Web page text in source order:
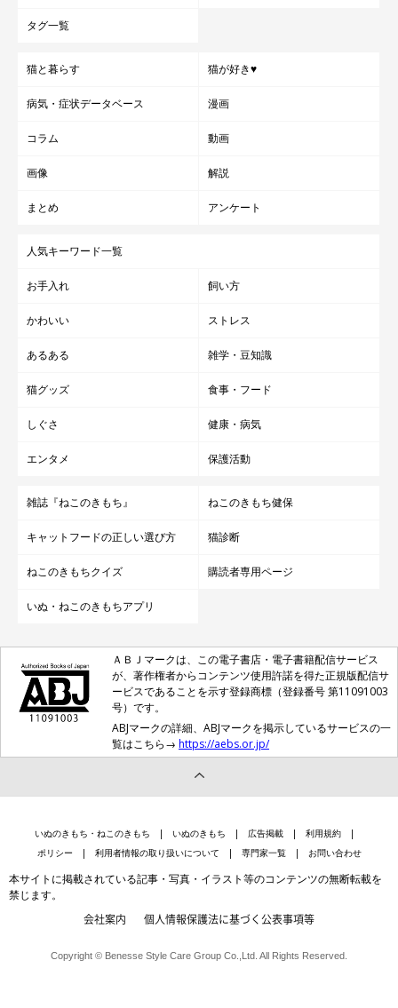
タグ一覧
猫と暮らす 猫が好き♥
病気・症状データベース 漫画
コラム 動画
画像 解説
まとめ アンケート
人気キーワード一覧
お手入れ 飼い方
かわいい ストレス
あるある 雑学・豆知識
猫グッズ 食事・フード
しぐさ 健康・病気
エンタメ 保護活動
雑誌『ねこのきもち』 ねこのきもち健保
キャットフードの正しい選び方 猫診断
ねこのきもちクイズ 購読者専用ページ
いぬ・ねこのきもちアプリ
ＡＢＪマークは、この電子書店・電子書籍配信サービス
が、著作権者からコンテンツ使用許諾を得た正規版配信サ
ービスであることを示す登録商標（登録番号 第11091003
号）です。
ABJマークの詳細、ABJマークを掲示しているサービスの一
覧はこちら→ https://aebs.or.jp/
いぬのきもち・ねこのきもち いぬのきもち 広告掲載
利用規約
ポリシー
利用者情報の取り扱いについて 専門家一覧 お問い合わせ
本サイトに掲載されている記事・写真・イラスト等のコンテンツの無断転載を
禁じます。
会社案内 個人情報保護法に基づく公表事項等
Copyright © Benesse Style Care Group Co.,Ltd. All Rights Reserved.